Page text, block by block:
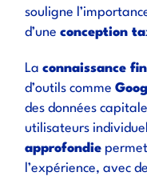
souligne
d’uneconception
Laconnaissance
d’outils comme
des données
utilisateurs
approfondie
l’expérience, avec